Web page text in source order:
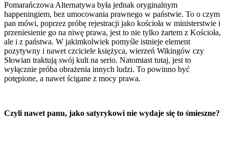
Pomarańczowa Alternatywa była jednak oryginalnym
happeningiem, bez umocowania prawnego w państwie. To o czym
pan mówi, poprzez próbę rejestracji jako kościoła w ministerstwie i
przeniesienie go na niwę prawa, jest to nie tylko żartem z Kościoła,
ale i z państwa. W jakimkolwiek pomyśle istnieje element
pozytywny i nawet czciciele księżyca, wierzeń Wikingów czy
Słowian traktują swój kult na serio. Natomiast tutaj, jest to
wyłącznie próba obrażenia innych ludzi. To powinno być
potępione, a nawet ścigane z mocy prawa.
Czyli nawet panu, jako satyrykowi nie wydaje się to śmieszne?